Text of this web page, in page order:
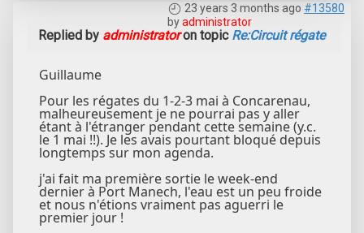
23 years 3 months ago #13580
byadministrator
Replied by administratoron topic Re:Circuit régate
Guillaume
Pour les régates du 1-2-3 mai à Concarenau,
malheureusement je ne pourrai pas y aller
étant à l'étranger pendant cette semaine (y.c.
le 1 mai !!). Je les avais pourtant bloqué depuis
longtemps sur mon agenda.
j'ai fait ma première sortie le week-end
dernier à Port Manech, l'eau est un peu froide
et nous n'étions vraiment pas aguerri le
premier jour !